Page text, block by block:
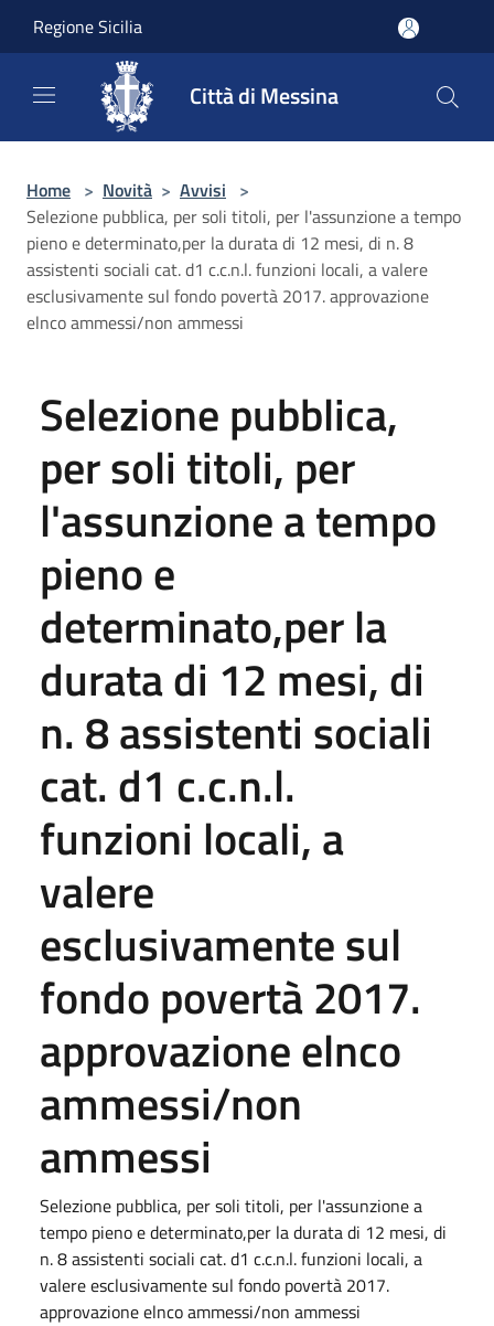
Regione Sicilia
Città di Messina
Home > Novità > Avvisi >
Selezione pubblica, per soli titoli, per l'assunzione a tempo
pieno e determinato,per la durata di 12 mesi, di n. 8
assistenti sociali cat. d1 c.c.n.l. funzioni locali, a valere
esclusivamente sul fondo povertà 2017. approvazione
elnco ammessi/non ammessi
Selezione pubblica,
per soli titoli, per
l'assunzione a tempo
pieno e
determinato,per la
durata di 12 mesi, di
n. 8 assistenti sociali
cat. d1 c.c.n.l.
funzioni locali, a
valere
esclusivamente sul
fondo povertà 2017.
approvazione elnco
ammessi/non
ammessi
Selezione pubblica, per soli titoli, per l'assunzione a
tempo pieno e determinato,per la durata di 12 mesi, di
n. 8 assistenti sociali cat. d1 c.c.n.l. funzioni locali, a
valere esclusivamente sul fondo povertà 2017.
approvazione elnco ammessi/non ammessi